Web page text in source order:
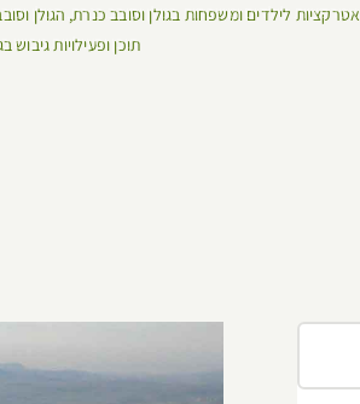
אטרקציות לילדים ומשפחות בגולן וסובב כנרת הגולן
תוכן ופעילויות גיבוש